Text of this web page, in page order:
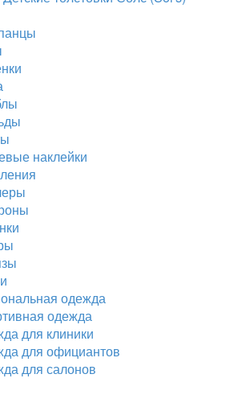
наклейки
одежда
одежда
для клиники
для официантов
для салонов